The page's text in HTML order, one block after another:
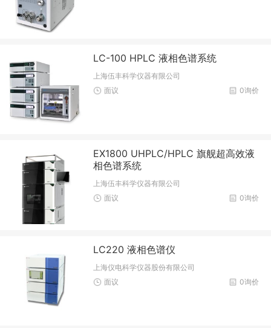
LC-100 HPLC 液相色谱系统
上海伍丰科学仪器有限公司
0询价
面议
EX1800 UHPLC/HPLC 旗舰超高效液
相色谱系统
上海伍丰科学仪器有限公司
0询价
面议
LC220 液相色谱仪
上海仪电科学仪器股份有限公司
0询价
面议